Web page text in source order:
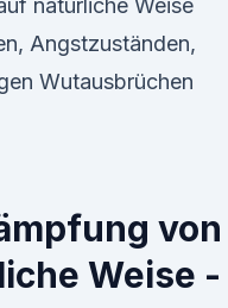
natürliche Weise
Angstzuständen,
Wutausbrüchen
von
Weise -